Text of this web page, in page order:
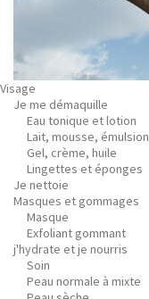
Visage
Je me démaquille
Eau tonique et lotion
Lait, mousse, émulsion
Gel, crème, huile
Lingettes et éponges
Je nettoie
Masques et gommages
Masque
Exfoliant gommant
j'hydrate et je nourris
Soin
Peau normale à mixte